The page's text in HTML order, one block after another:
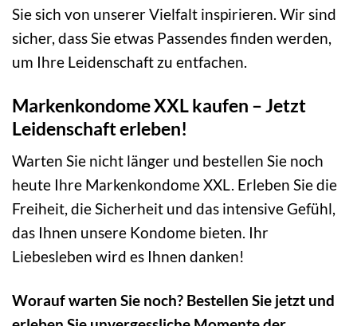
Sie sich von unserer Vielfalt inspirieren. Wir sind
sicher, dass Sie etwas Passendes finden werden,
um Ihre Leidenschaft zu entfachen.
Markenkondome XXL kaufen – Jetzt
Leidenschaft erleben!
Warten Sie nicht länger und bestellen Sie noch
heute Ihre Markenkondome XXL. Erleben Sie die
Freiheit, die Sicherheit und das intensive Gefühl,
das Ihnen unsere Kondome bieten. Ihr
Liebesleben wird es Ihnen danken!
Worauf warten Sie noch? Bestellen Sie jetzt und